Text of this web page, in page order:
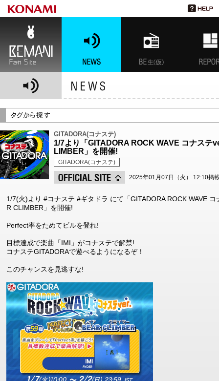
GITADORA(コナステ)
1/7より「GITADORA ROCK WAVE コナステ
LIMBER」を開催!
GITADORA(コナステ)
2025年01月07日（火） 12:10掲
1/7(火)より #コナステ #ギタドラ にて「GITADORA ROCK WAVE
R CLIMBER」を開催!
Perfect率をためてビルを登れ!
目標達成で楽曲「IMI」がコナステで解禁!
コナステGITADORAで遊べるようになるぞ！
このチャンスを見逃すな!